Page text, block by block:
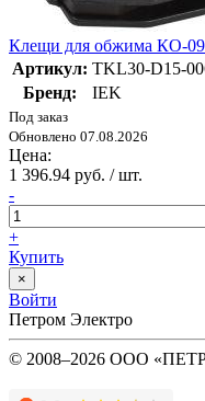
Клещи для обжима КО-
Артикул: TKL30-D15-
Бренд:
IEK
Под заказ
Обновлено 07.08.2026
Цена:
1 396.94 руб. / шт.
-
+
Купить
×
Войти
Петром Электро
© 2008–2026 ООО